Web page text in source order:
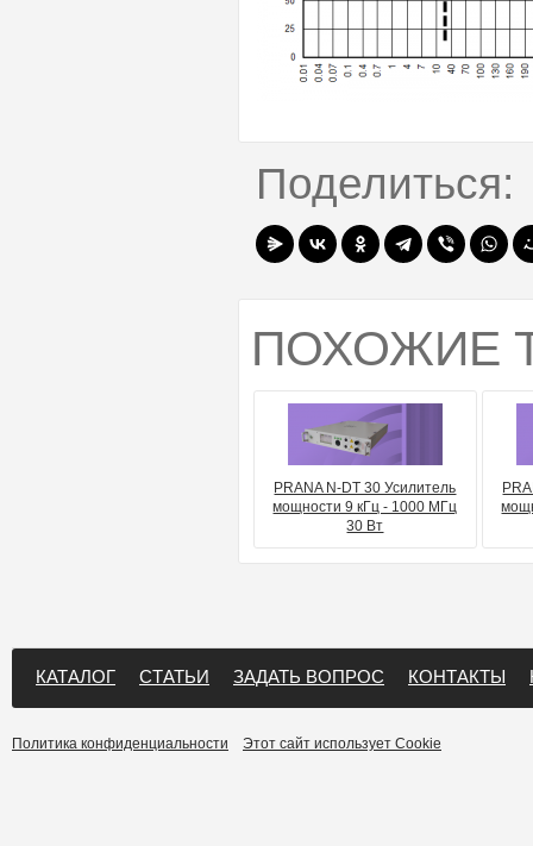
Поделиться:
ПОХОЖИЕ
PRANA N-DT 30 Усилитель
мощности 9 кГц - 1000 МГц
30 Вт
КАТАЛОГ СТАТЬИ ЗАДАТЬ ВОПРОС КОНТАКТЫ
Политика конфиденциальности Этот сайт использует Cookie